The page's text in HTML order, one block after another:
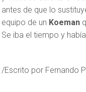
antes de que lo
equipo de un Koeman
Se iba el tiempo y
/Escrito por Fernando